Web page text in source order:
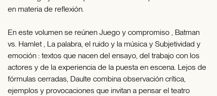
en materia de reflexión.
En este volumen se reúnen Juego y compromiso , Batman
vs. Hamlet , La palabra, el ruido y la música y Subjetividad y
emoción : textos que nacen del ensayo, del trabajo con los
actores y de la experiencia de la puesta en escena. Lejos de
fórmulas cerradas, Daulte combina observación crítica,
ejemplos y provocaciones que invitan a pensar el teatro